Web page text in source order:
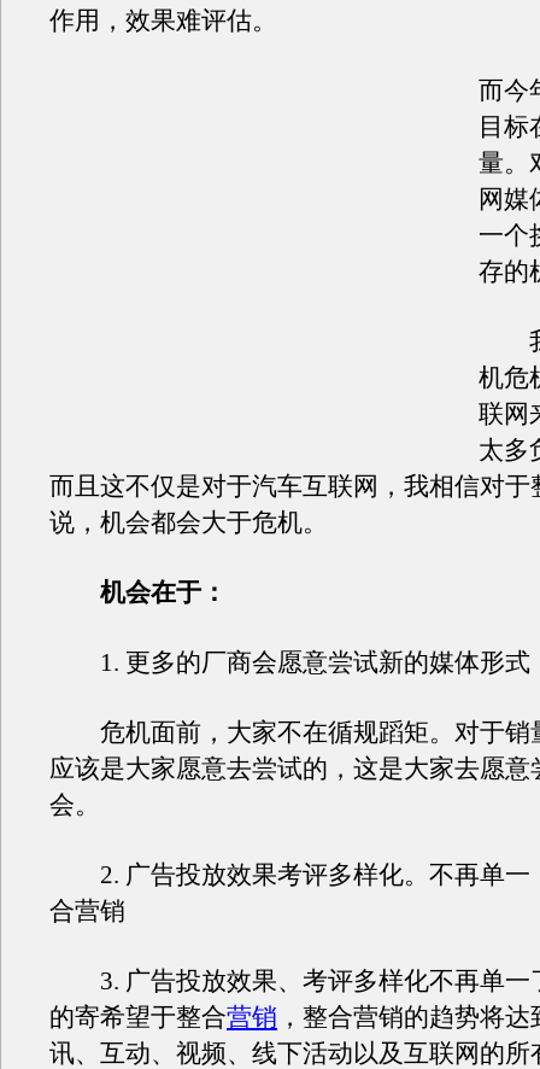
作用，效果难评估。
而今
目标
量。
网媒
一个
存的
我
机危
联网
太多
而且这不仅是对于汽车互联网，我相信对于
说，机会都会大于危机。
机会在于：
1. 更多的厂商会愿意尝试新的媒体形式
危机面前，大家不在循规蹈矩。对于销
应该是大家愿意去尝试的，这是大家去愿意
会。
2. 广告投放效果考评多样化。不再单一
合营销
3. 广告投放效果、考评多样化不再单一
的寄希望于整合营销 ，整合营销的趋势将
讯、互动、视频、线下活动以及互联网的所